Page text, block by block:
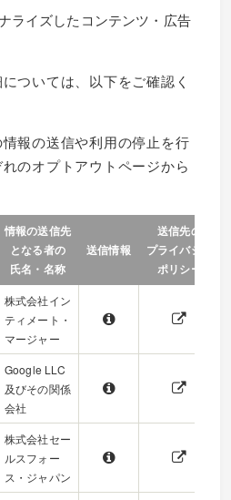
ライズしたコンテンツ・広告
ついては、以下をご確認く
報の送信や利用の停止を行
のオプトアウトページから
情報の送信先
となる者の
氏名・名称
送信情報
送信先の
プライバシー
ポリシー
株式会社イン
ティメート・
マージャー
Google LLC
及びその関係
会社
株式会社セー
ルスフォー
ス・ジャパン